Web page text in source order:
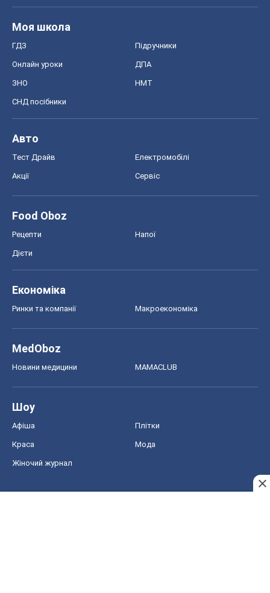
Моя школа
ГДЗ Підручники
Онлайн уроки ДПА
ЗНО НМТ
СНД посібники
Авто
Тест Драйв Електромобілі
Акції Сервіс
Food Oboz
Рецепти Напої
Дієти
Економіка
Ринки та компанії Макроекономіка
MedOboz
Новини медицини MAMACLUB
Шоу
Афіша Плітки
Краса Мода
Жіночий журнал